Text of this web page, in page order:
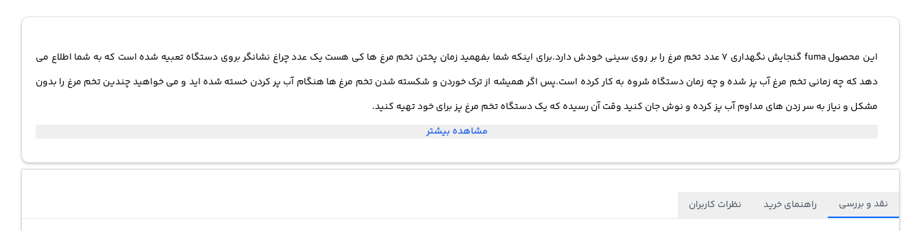
این محصول fuma گنجایش نگهداری 7 عدد تخم مرغ را بر روی سینی خودش دارد.برای اینکه شما بفهمید زمان پختن تخم مرغ ها کی هست یک عدد چراغ نشانگر بروی دستگاه تعبیه شده است که به شما اطلاع می
دهد که چه زمانی تخم مرغ آب پز شده و چه زمان دستگاه شروه به کار کرده است.پس اگر همیشه از ترک خوردن و شکسته شدن تخم مرغ ها هنگام آب پر کردن خسته شده اید و می خواهید چندین تخم مرغ را بدون
مشکل و نیاز به سر زدن های مداوم آب پز کرده و نوش جان کنید وقت آن رسیده که یک دستگاه تخم مرغ پز برای خود تهیه کنید.
مشاهده بیشتر
نقد و بررسی راهنمای خرید نظرات کاربران